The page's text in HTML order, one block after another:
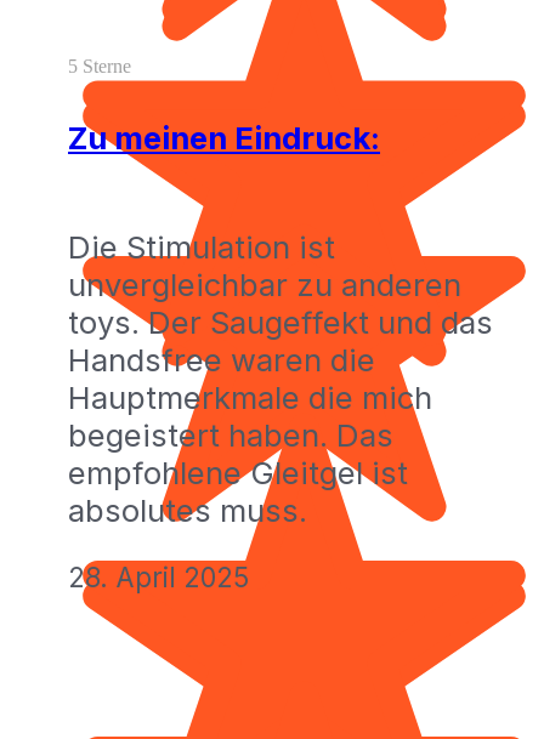
5 Sterne
Zu meinen Eindruck:
Die Stimulation ist
unvergleichbar zu anderen
toys. Der Saugeffekt und das
Handsfree waren die
Hauptmerkmale die mich
begeistert haben. Das
empfohlene Gleitgel ist
absolutes muss.
28. April 2025